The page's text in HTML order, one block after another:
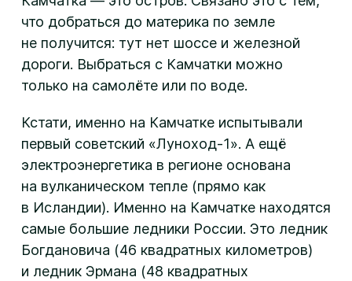
что добраться до материка по земле
не получится: тут нет шоссе и железной
дороги. Выбраться с Камчатки можно
только на самолёте или по воде.
Кстати, именно на Камчатке испытывали
первый советский «Луноход-1». А ещё
электроэнергетика в регионе основана
на вулканическом тепле (прямо как
в Исландии). Именно на Камчатке находятся
самые большие ледники России. Это ледник
Богдановича (46 квадратных километров)
и ледник Эрмана (48 квадратных